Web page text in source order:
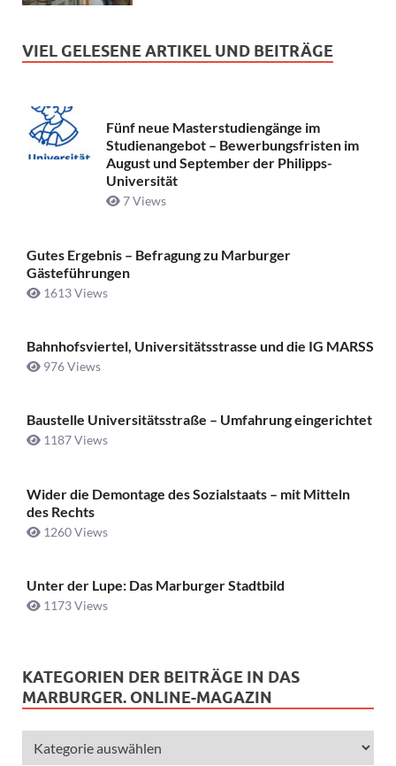
VIEL GELESENE ARTIKEL UND BEITRÄGE
Fünf neue Masterstudiengänge im
Studienangebot – Bewerbungsfristen im
August und September der Philipps-
Universität
7 Views
Gutes Ergebnis – Befragung zu Marburger
Gästeführungen
1613 Views
Bahnhofsviertel, Universitätsstrasse und die IG MARSS
976 Views
Baustelle Universitätsstraße ­– Umfahrung eingerichtet
1187 Views
Wider die Demontage des Sozialstaats – mit Mitteln
des Rechts
1260 Views
Unter der Lupe: Das Marburger Stadtbild
1173 Views
KATEGORIEN DER BEITRÄGE IN DAS
MARBURGER. ONLINE-MAGAZIN